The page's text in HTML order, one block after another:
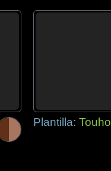
Plantilla: